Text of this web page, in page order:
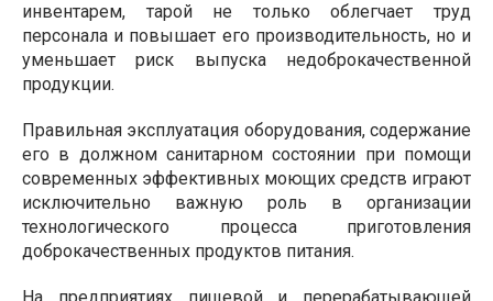
инвентарем, тарой не только облегчает труд
персонала и повышает его производительность, но и
уменьшает риск выпуска недоброкачественной
продукции.
Правильная эксплуатация оборудования, содержание
его в должном санитарном состоянии при помощи
современных эффективных моющих средств играют
исключительно важную роль в организации
технологического процесса приготовления
доброкачественных продуктов питания.